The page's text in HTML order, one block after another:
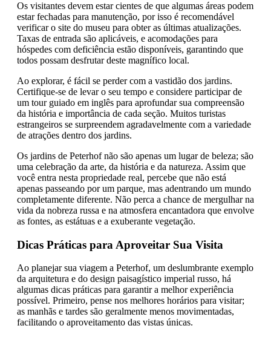
Os visitantes devem estar cientes de que algumas áreas podem
estar fechadas para manutenção, por isso é recomendável
verificar o site do museu para obter as últimas atualizações.
Taxas de entrada são aplicáveis, e acomodações para
hóspedes com deficiência estão disponíveis, garantindo que
todos possam desfrutar deste magnífico local.
Ao explorar, é fácil se perder com a vastidão dos jardins.
Certifique-se de levar o seu tempo e considere participar de
um tour guiado em inglês para aprofundar sua compreensão
da história e importância de cada seção. Muitos turistas
estrangeiros se surpreendem agradavelmente com a variedade
de atrações dentro dos jardins.
Os jardins de Peterhof não são apenas um lugar de beleza; são
uma celebração da arte, da história e da natureza. Assim que
você entra nesta propriedade real, percebe que não está
apenas passeando por um parque, mas adentrando um mundo
completamente diferente. Não perca a chance de mergulhar na
vida da nobreza russa e na atmosfera encantadora que envolve
as fontes, as estátuas e a exuberante vegetação.
Dicas Práticas para Aproveitar Sua Visita
Ao planejar sua viagem a Peterhof, um deslumbrante exemplo
da arquitetura e do design paisagístico imperial russo, há
algumas dicas práticas para garantir a melhor experiência
possível. Primeiro, pense nos melhores horários para visitar;
as manhãs e tardes são geralmente menos movimentadas,
facilitando o aproveitamento das vistas únicas.